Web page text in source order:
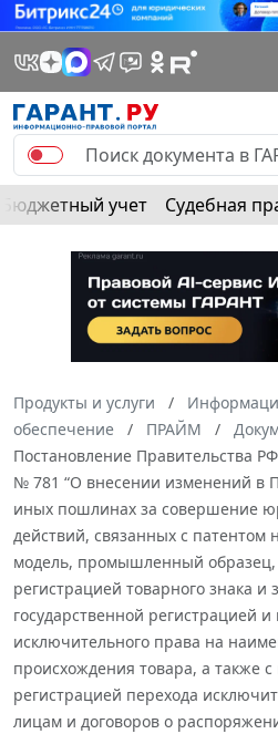
Бюджетный учет Судебная
Продукты и услуги
обеспечение
ПРАЙМ
Постановление Правительства
№ 781 “О внесении изменений в
иных пошлинах за совершение
действий, связанных с патентом
модель, промышленный образец,
регистрацией товарного знака и
государственной регистрацией
исключительного права на
происхождения товара, а также с
регистрацией перехода
лицам и договоров о